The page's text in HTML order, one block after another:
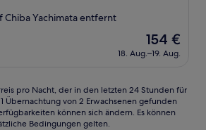
Chiba Yachimata entfernt
Der
Preis
beträgt
154 €
18. Aug.–19. Aug.
pro Nacht, der in den letzten 24 Stunden für
Übernachtung von 2 Erwachsenen gefunden
können sich ändern. Es können
Bedingungen gelten.